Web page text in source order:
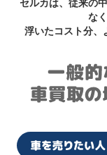
セルカは、従来の
な
浮いたコスト分、